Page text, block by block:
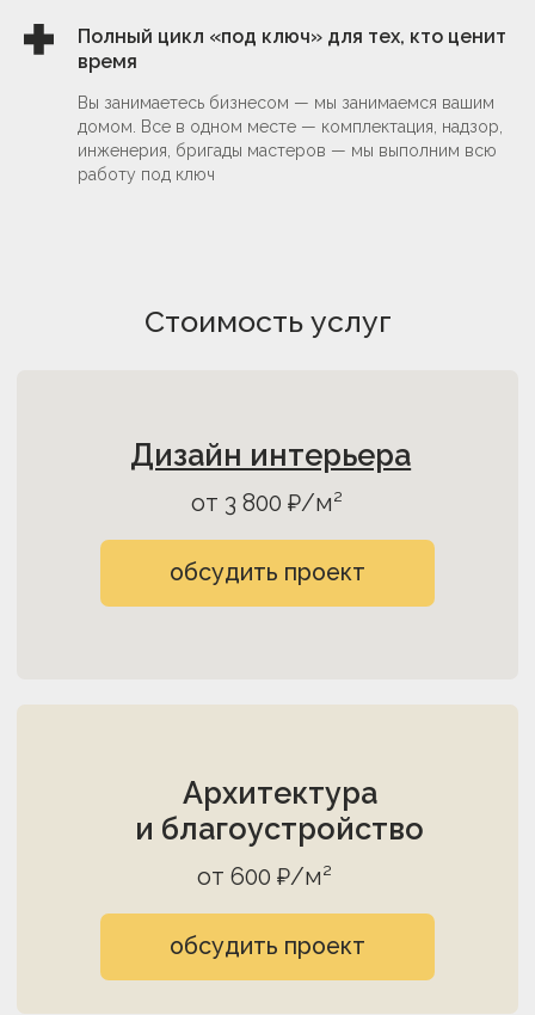
Полный цикл «под ключ» для тех, кто ценит
время
Вы занимаетесь бизнесом — мы занимаемся вашим
домом. Все в одном месте — комплектация, надзор,
инженерия, бригады мастеров — мы выполним всю
работу под ключ
Стоимость услуг
от 600 ₽/м²
обсудить проект